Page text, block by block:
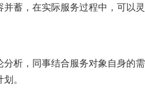
并蓄，在实际服务过程中，可以
分析，同事结合服务对象自身的
。